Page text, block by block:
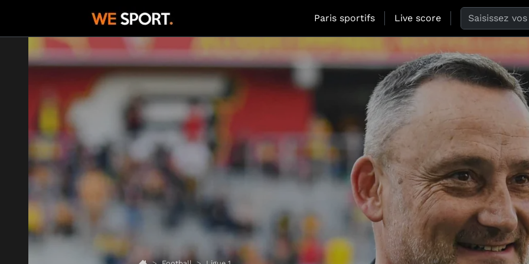
Paris sportifs Live score Search the